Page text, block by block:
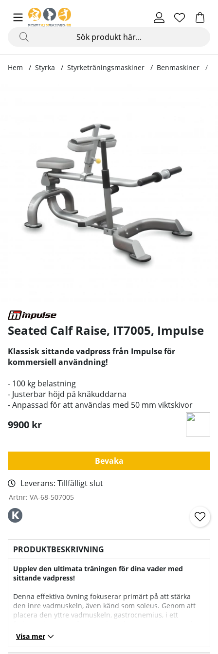
Hem Styrka Styrketräningsmaskiner Benmaskiner
Seated Calf Raise, IT7005, Impulse
Klassisk sittande vadpress från Impulse för
kommersiell användning!
- 100 kg belastning
- Justerbar höjd på knäkuddarna
- Anpassad för att användas med 50 mm viktskivor
9900 kr
Bevaka
Leverans: Tillfälligt slut
Artnr: VA-68-507005
PRODUKTBESKRIVNING
Upplev den ultimata träningen för dina vader med
sittande vadpress!
Denna effektiva övning fokuserar primärt på att stärka
den inre vadmuskeln, även känd som soleus. Genom att
placera den yttre vadmuskeln, gastrocnemius, i ett
isolerad träning för den inre vadmuskeln.
Med denna sittande vadpress kan du målinriktat stärka
Visa mer